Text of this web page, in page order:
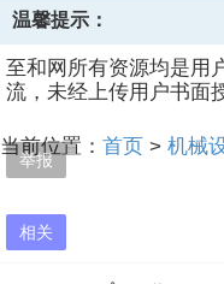
相关
举报
温馨提示：
至和网所有资源均是用
流，未经上传用户书面
当前位置： 首页 > 机械